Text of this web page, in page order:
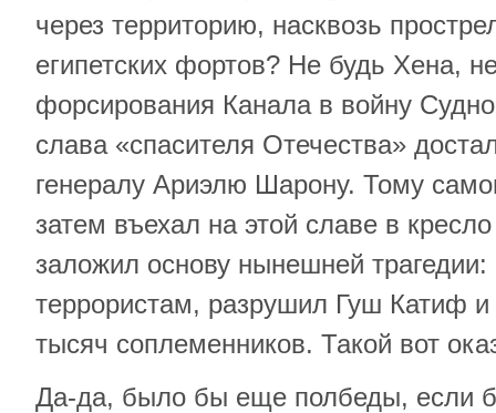
через территорию, насквозь
египетских фортов? Не будь Хена,
форсирования Канала в войну
слава «спасителя Отечества»
генералу Ариэлю Шарону. Тому
затем въехал на этой славе в
заложил основу нынешней трагедии:
террористам, разрушил Гуш Катиф и
тысяч соплеменников. Такой вот
Да-да, было бы еще полбеды, если